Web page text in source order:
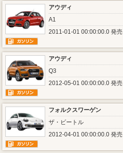
アウディ
A1
2011-01-01 00:00:00.0 発売
アウディ
Q3
2012-05-01 00:00:00.0 発売
フォルクスワーゲン
ザ・ビートル
2012-04-01 00:00:00.0 発売